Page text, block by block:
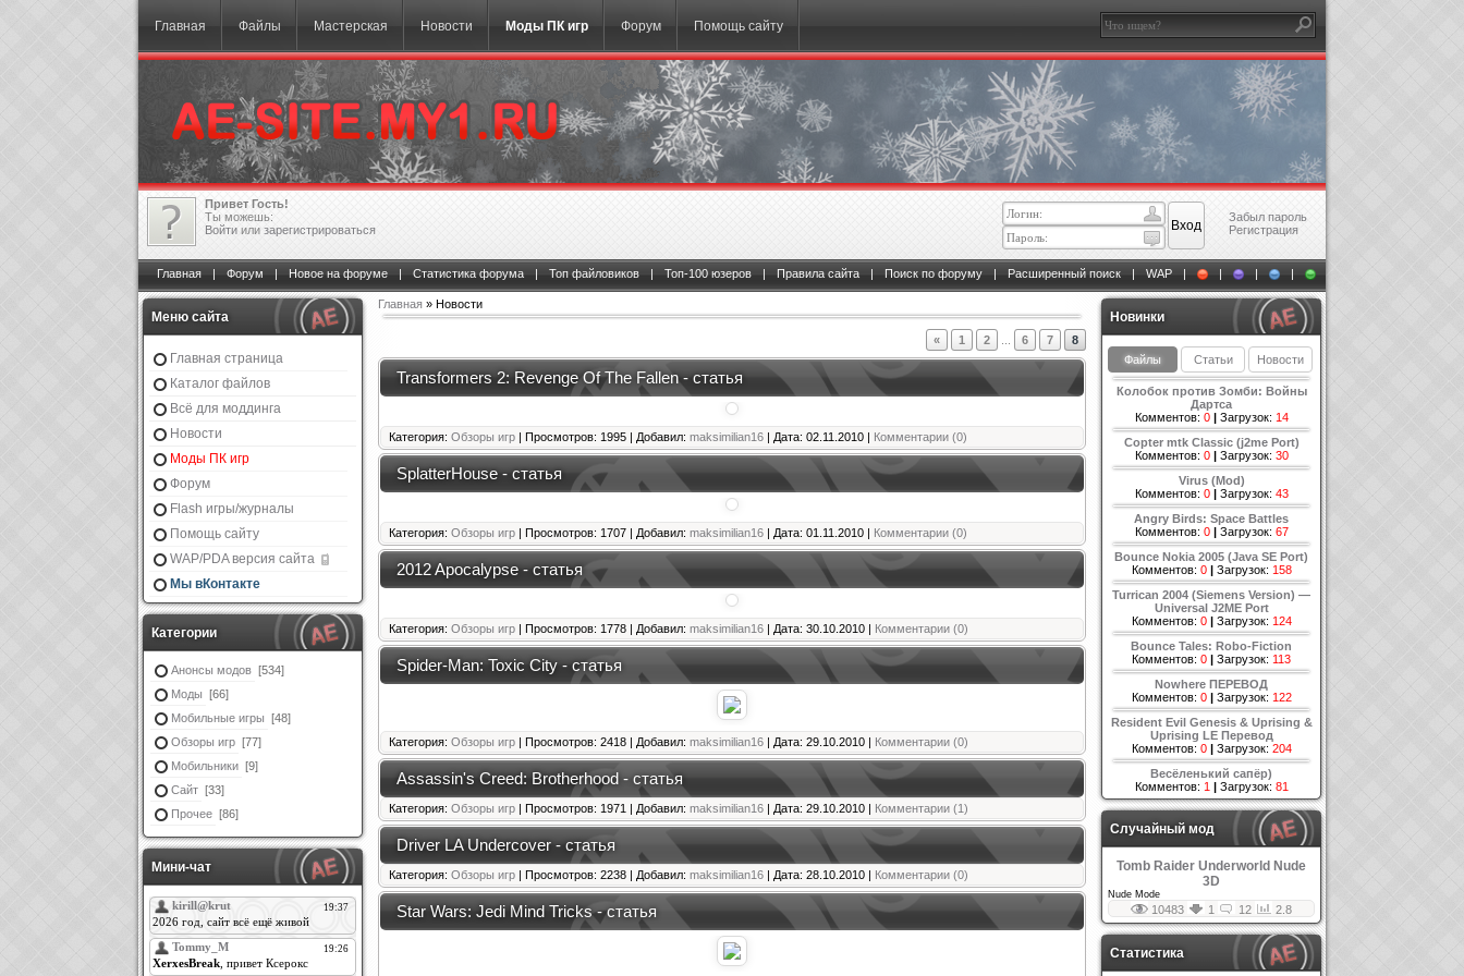
Главная Файлы Мастерская Новости Моды ПК игр Форум Помощь сайту
Привет Гость!
Ты можешь:
Войти или зарегистрироваться
Забыл пароль
Регистрация
Главная | Форум | Новое на форуме | Статистика форума | Топ файловиков | Топ-100 юзеров | Правила сайта | Поиск по форуму | Расширенный поиск | WAP | | | |
Меню сайта
Главная страница
Каталог файлов
Всё для моддинга
Новости
Моды ПК игр
Форум
Flash игры/журналы
Помощь сайту
WAP/PDA версия сайта
Мы вКонтакте
Категории
Анонсы модов [534]
Моды [66]
Мобильные игры [48]
Обзоры игр [77]
Мобильники [9]
Сайт [33]
Прочее [86]
Мини-чат
Главная » Новости
« 1 2 6 7 8
Transformers 2: Revenge Of The Fallen - статья
Категория: Обзоры игр | Просмотров: 1995 | Добавил: maksimilian16 | Дата: 02.11.2010 | Комментарии (0)
SplatterHouse - статья
Категория: Обзоры игр | Просмотров: 1707 | Добавил: maksimilian16 | Дата: 01.11.2010 | Комментарии (0)
2012 Apocalypse - статья
Категория: Обзоры игр | Просмотров: 1778 | Добавил: maksimilian16 | Дата: 30.10.2010 | Комментарии (0)
Spider-Man: Toxic City - статья
Категория: Обзоры игр | Просмотров: 2418 | Добавил: maksimilian16 | Дата: 29.10.2010 | Комментарии (0)
Assassin's Creed: Brotherhood - статья
Категория: Обзоры игр | Просмотров: 1971 | Добавил: maksimilian16 | Дата: 29.10.2010 | Комментарии (1)
Driver LA Undercover - статья
Категория: Обзоры игр | Просмотров: 2238 | Добавил: maksimilian16 | Дата: 28.10.2010 | Комментарии (0)
Star Wars: Jedi Mind Tricks - статья
Новинки
Файлы Статьи Новости
Колобок против Зомби: Войны
Дартса
Комментов: 0| Загрузок: 14
Copter mtk Classic (j2me Port)
Комментов: 0| Загрузок: 30
Virus (Mod)
Комментов: 0| Загрузок: 43
Angry Birds: Space Battles
Комментов: 0| Загрузок: 67
Bounce Nokia 2005 (Java SE Port)
Комментов: 0| Загрузок: 158
Turrican 2004 (Siemens Version) —
Universal J2ME Port
Комментов: 0| Загрузок: 124
Bounce Tales: Robo-Fiction
Комментов: 0 | Загрузок: 113
Nowhere ПЕРЕВОД
Комментов: 0| Загрузок: 122
Resident Evil Genesis & Uprising &
Uprising LE Перевод
Комментов: 0| Загрузок: 204
Весёленький сапёр)
Комментов: 1 | Загрузок: 81
Случайный мод
Tomb Raider Underworld Nude
3D
Nude Mode
10483 1 12 2.8
Статистика